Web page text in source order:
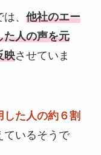
、 他社のエー
た人の声を元
映させていま
た人の約６割
ているそうで